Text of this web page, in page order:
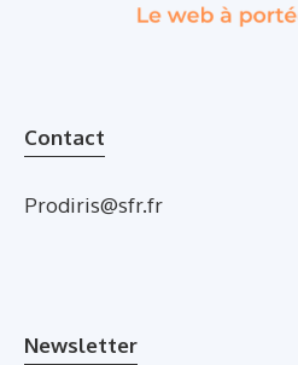
Contact
Prodiris@sfr.fr
Newsletter